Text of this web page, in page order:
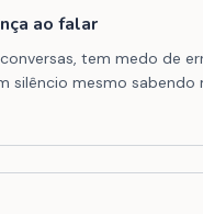
ao falar
tem medo de
silêncio mesmo sabendo